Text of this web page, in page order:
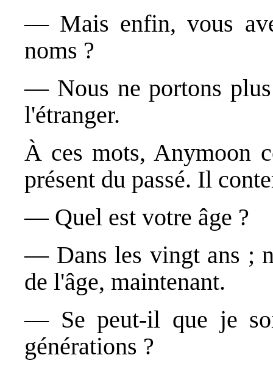
― Mais enfin, vous
noms ?
― Nous ne portons
l'étranger.
À ces mots, Anymoon
présent du passé. Il
― Quel est votre âge ?
― Dans les vingt ans ;
de l'âge, maintenant.
― Se peut-il que je
générations ?